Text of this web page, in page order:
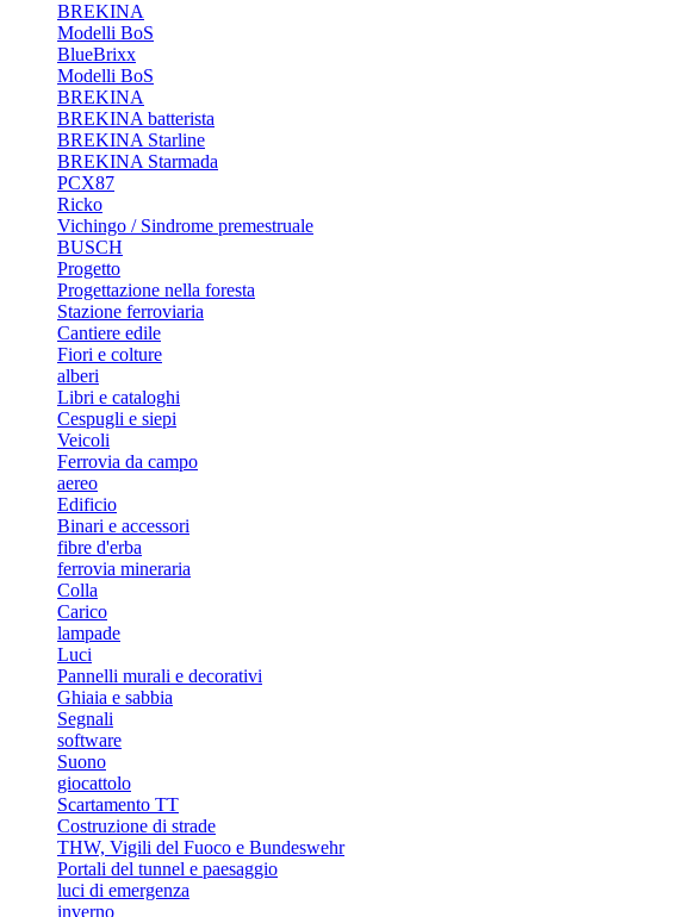
BREKINA
Modelli BoS
BlueBrixx
Modelli BoS
BREKINA
BREKINA batterista
BREKINA Starline
BREKINA Starmada
PCX87
Ricko
Vichingo / Sindrome premestruale
BUSCH
Progetto
Progettazione nella foresta
Stazione ferroviaria
Cantiere edile
Fiori e colture
alberi
Libri e cataloghi
Cespugli e siepi
Veicoli
Ferrovia da campo
aereo
Edificio
Binari e accessori
fibre d'erba
ferrovia mineraria
Colla
Carico
lampade
Luci
Pannelli murali e decorativi
Ghiaia e sabbia
Segnali
software
Suono
giocattolo
Scartamento TT
Costruzione di strade
THW, Vigili del Fuoco e Bundeswehr
Portali del tunnel e paesaggio
luci di emergenza
inverno